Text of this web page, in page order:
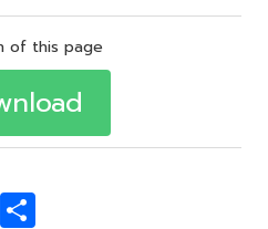
of this page
E
m